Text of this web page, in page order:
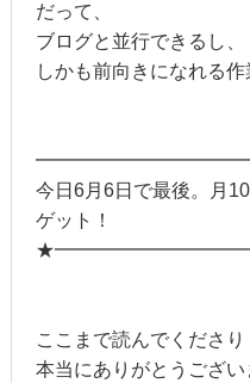
だって、
ブログと並行できるし、
しかも前向きになれる作
今日6月6日で最後。月
ゲット！
ここまで読んでくださり
本当にありがとうござい